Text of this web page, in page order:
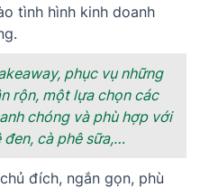
tình hình kinh doanh
phục vụ những
rộn, một lựa chọn các
chóng và phù hợp với
đen, cà phê sữa,…
đích, ngắn gọn, phù